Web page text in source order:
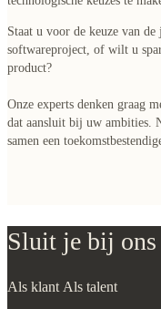
Staat u voor de keuze van
softwareproject, of wilt u
product?
Onze experts denken graag
dat aansluit bij uw ambities.
samen een
Sluit je bij ons
Als klant Als talent